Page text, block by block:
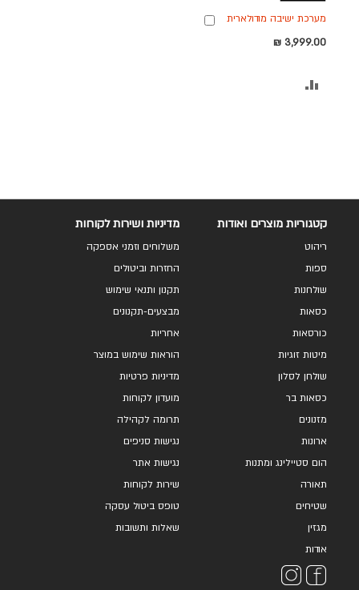
מערכת ישיבה מודולארית
הדומים דגם אושר בגוון
3,999.00 ₪
הוספה
קטגוריות מוצרים ואודות
ריהוט
ספות
שולחנות
כסאות
כורסאות
מיטות זוגיות
שולחן לסלון
כסאות בר
מזנונים
ארונות
הום סטיילינג ומתנות
תאורה
שטיחים
מגזין
אודות
מדיניות ושירות לקוחות
משלוחים וזמני אספקה
החזרות וביטולים
תקנון ותנאי שימוש
מבצעים-תקנונים
אחריות
הוראות שימוש במוצר
מדיניות פרטיות
מועדון לקוחות
תרומה לקהילה
נגישות סניפים
נגישות אתר
שירות לקוחות
טופס ביטול עסקה
שאלות ותשובות